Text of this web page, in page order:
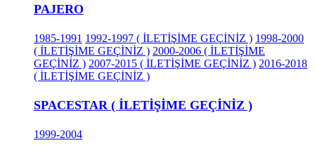
PAJERO
1985-1991 1992-1997 ( İLETİŞİME GEÇİNİZ ) 1998-2000
( İLETİŞİME GEÇİNİZ ) 2000-2006 ( İLETİŞİME
GEÇİNİZ ) 2007-2015 ( İLETİŞİME GEÇİNİZ ) 2016-2018
( İLETİŞİME GEÇİNİZ )
SPACESTAR ( İLETİŞİME GEÇİNİZ )
1999-2004